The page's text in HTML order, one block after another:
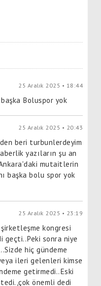
25 Aralık 2025 • 18:44
Boluspor yok
25 Aralık 2025 • 20:43
beri turbunlerdeyim
yazıların şu an
mutaitlerin
başka bolu spor yok
25 Aralık 2025 • 23:19
kongresi
geçti..Peki sonra niye
hiç gündeme
ileri gelenleri kimse
getirmedi..Eski
önemli dedi